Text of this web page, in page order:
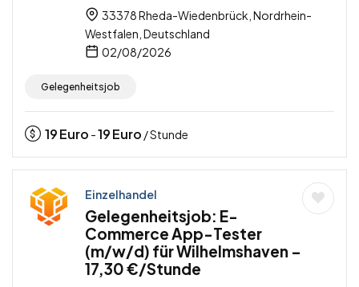
33378 Rheda-Wiedenbrück, Nordrhein-
Westfalen, Deutschland
02/08/2026
Gelegenheitsjob
19Euro -19Euro / Stunde
Einzelhandel
Gelegenheitsjob: E-
Commerce App-Tester
(m/w/d) für Wilhelmshaven –
17,30 €/Stunde